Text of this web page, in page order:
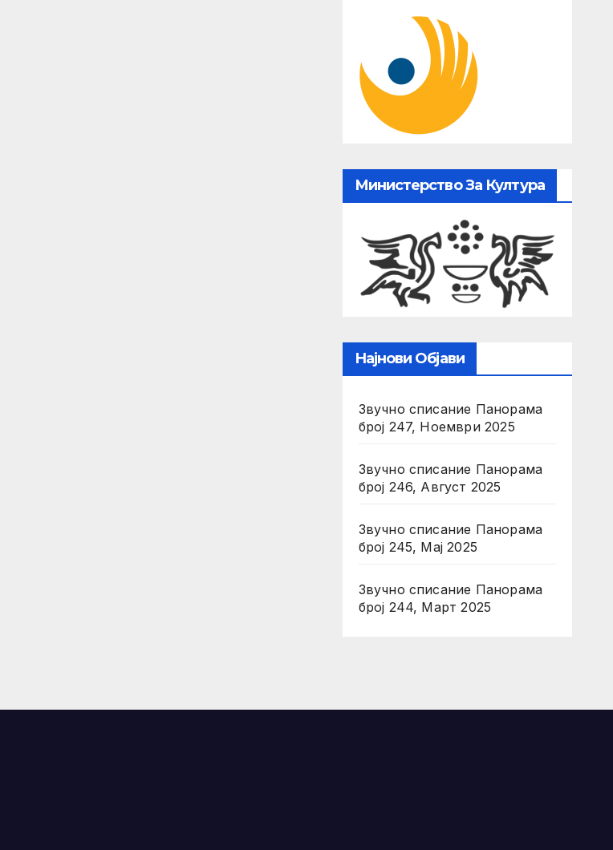
Министерство За Култура
Најнови Објави
Звучно списание Панорама
број 247, Ноември 2025
Звучно списание Панорама
број 246, Август 2025
Звучно списание Панорама
број 245, Мај 2025
Звучно списание Панорама
број 244, Март 2025